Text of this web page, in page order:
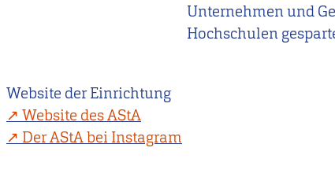
Unternehmen und
Hochschulen
Website der Einrichtung
Website des AStA
Der AStA bei Instagram